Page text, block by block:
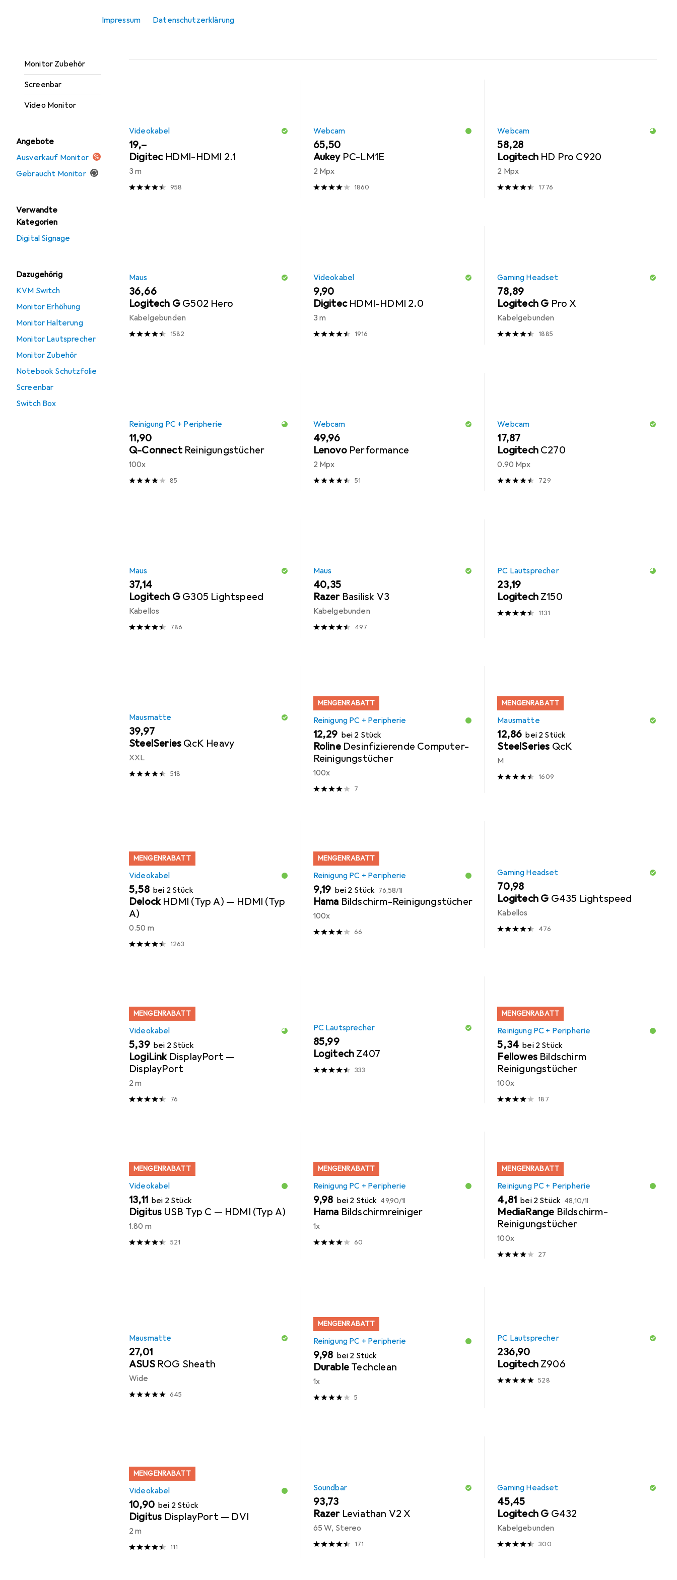
Impressum Datenschutzerklärung
Monitor Zubehör
Screenbar
Video Monitor
Angebote
Ausverkauf Monitor
Gebraucht Monitor
Verwandte
Kategorien
Digital Signage
Dazugehörig
KVM Switch
Monitor Erhöhung
Monitor Halterung
Monitor Lautsprecher
Monitor Zubehör
Notebook Schutzfolie
Screenbar
Switch Box
Beliebt Videokabel
Videokabel
EUR
19,–
Digitec HDMI-HDMI 2.1
3 m
958
Webcam
EUR
65,50
Aukey PC-LM1E
2 Mpx
1860
Webcam
EUR
58,28
Logitech HD Pro C920
2 Mpx
1776
Maus
EUR
36,66
Logitech G G502 Hero
Kabelgebunden
1582
Videokabel
EUR
9,90
Digitec HDMI-HDMI 2.0
3 m
1916
Gaming Headset
EUR
78,89
Logitech G Pro X
Kabelgebunden
1885
Reinigung PC + Peripherie
EUR
11,90
Q-Connect Reinigungstücher
100x
85
Webcam
EUR
49,96
Lenovo Performance
2 Mpx
51
Webcam
EUR
17,87
Logitech C270
0.90 Mpx
729
Maus
EUR
37,14
Logitech G G305 Lightspeed
Kabellos
786
Maus
EUR
40,35
Razer Basilisk V3
Kabelgebunden
497
PC Lautsprecher
EUR
23,19
Logitech Z150
1131
Mausmatte
EUR
39,97
SteelSeries QcK Heavy
XXL
518
MENGENRABATT
Reinigung PC + Peripherie
EUR
12,29 bei 2 Stück
Roline Desinfizierende Computer-
Reinigungstücher
100x
7
MENGENRABATT
Mausmatte
EUR
12,86 bei 2 Stück
SteelSeries QcK
M
1609
MENGENRABATT
Videokabel
EUR
5,58 bei 2 Stück
Delock HDMI (Typ A) — HDMI (Typ
A)
0.50 m
1263
MENGENRABATT
Reinigung PC + Peripherie
EUR
9,19 bei 2 Stück EUR
76,58/1l
Hama Bildschirm-Reinigungstücher
100x
66
Gaming Headset
EUR
70,98
Logitech G G435 Lightspeed
Kabellos
476
MENGENRABATT
Videokabel
EUR
5,39 bei 2 Stück
LogiLink DisplayPort —
DisplayPort
2 m
76
PC Lautsprecher
EUR
85,99
Logitech Z407
333
MENGENRABATT
Reinigung PC + Peripherie
EUR
5,34 bei 2 Stück
Fellowes Bildschirm
Reinigungstücher
100x
187
MENGENRABATT
Videokabel
EUR
13,11 bei 2 Stück
Digitus USB Typ C — HDMI (Typ A)
1.80 m
521
MENGENRABATT
Reinigung PC + Peripherie
EUR
9,98 bei 2 Stück EUR
49,90/1l
Hama Bildschirmreiniger
1x
60
MENGENRABATT
Reinigung PC + Peripherie
EUR
4,81 bei 2 Stück EUR
48,10/1l
MediaRange Bildschirm-
Reinigungstücher
100x
27
Mausmatte
EUR
27,01
ASUS ROG Sheath
Wide
645
MENGENRABATT
Reinigung PC + Peripherie
EUR
9,98 bei 2 Stück
Durable Techclean
1x
5
PC Lautsprecher
EUR
236,90
Logitech Z906
528
MENGENRABATT
Videokabel
EUR
10,90 bei 2 Stück
Digitus DisplayPort — DVI
2 m
111
Soundbar
EUR
93,73
Razer Leviathan V2 X
65 W, Stereo
171
Gaming Headset
EUR
45,45
Logitech G G432
Kabelgebunden
300